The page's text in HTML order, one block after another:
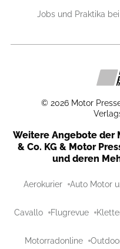
Jobs und Praktika
© 2026 Motor
Weitere Angebote der
& Co. KG & Motor
und deren
Aerokurier Auto Motor
Cavallo Flugrevue
Motorradonline